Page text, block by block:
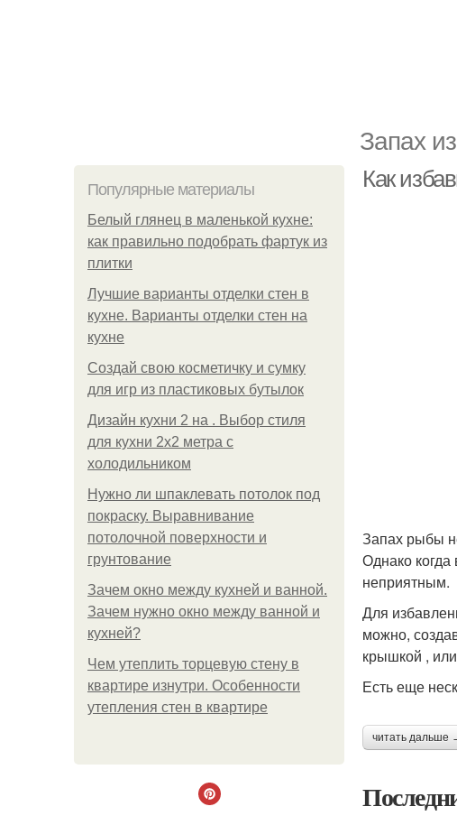
Запах
Популярные материалы
Белый глянец в маленькой кухне:
как правильно подобрать фартук из
плитки
Лучшие варианты отделки стен в
кухне. Варианты отделки стен на
кухне
Создай свою косметичку и сумку
для игр из пластиковых бутылок
Дизайн кухни 2 на . Выбор стиля
для кухни 2х2 метра с
холодильником
Нужно ли шпаклевать потолок под
покраску. Выравнивание
потолочной поверхности и
грунтование
Зачем окно между кухней и ванной.
Зачем нужно окно между ванной и
кухней?
Чем утеплить торцевую стену в
квартире изнутри. Особенности
утепления стен в квартире
Как
Запах рыбы
Однако
неприятным.
Для
можно,
крышкой ,
Есть еще
читать дальше